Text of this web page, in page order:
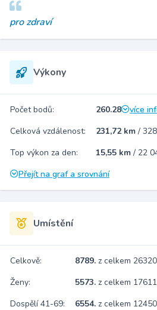
pro zdraví
Výkony
Počet bodů: 260.28
více
Celková vzdálenost:
231,72 km /
Top výkon za den:
15,55 km / 22
Přejít na graf a srovnání
Umístění
Celkově: 8789. z celkem 26320
Ženy:
5573. z celkem 17611
Dospělí 41-69:
6554. z celkem 12450